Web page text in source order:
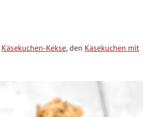
Käsekuchen-Kekse, den Käsekuchen mit